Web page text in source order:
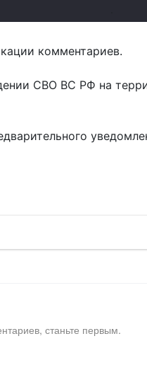
комментариев.
СВО ВС РФ на
станьте первым.